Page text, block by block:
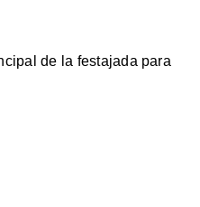
de la festajada para